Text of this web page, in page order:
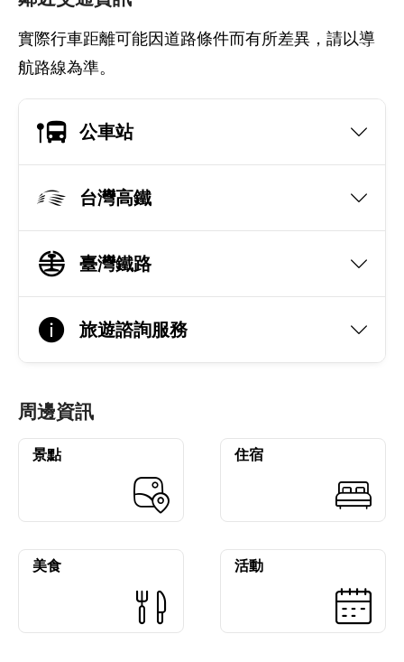
實際行車距離可能因道路條件而有所差異，請以導
航路線為準。
公車站
台灣高鐵
臺灣鐵路
旅遊諮詢服務
周邊資訊
景點 住宿
美食 活動